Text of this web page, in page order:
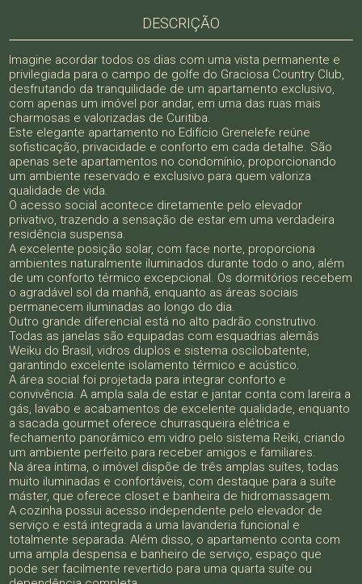
DESCRIÇÃO
Imagine acordar todos os dias com uma vista permanente e
privilegiada para o campo de golfe do Graciosa Country Club,
desfrutando da tranquilidade de um apartamento exclusivo,
com apenas um imóvel por andar, em uma das ruas mais
charmosas e valorizadas de Curitiba.
Este elegante apartamento no Edifício Grenelefe reúne
sofisticação, privacidade e conforto em cada detalhe. São
apenas sete apartamentos no condomínio, proporcionando
um ambiente reservado e exclusivo para quem valoriza
qualidade de vida.
O acesso social acontece diretamente pelo elevador
privativo, trazendo a sensação de estar em uma verdadeira
residência suspensa.
A excelente posição solar, com face norte, proporciona
ambientes naturalmente iluminados durante todo o ano, além
de um conforto térmico excepcional. Os dormitórios recebem
o agradável sol da manhã, enquanto as áreas sociais
permanecem iluminadas ao longo do dia.
Outro grande diferencial está no alto padrão construtivo.
Todas as janelas são equipadas com esquadrias alemãs
Weiku do Brasil, vidros duplos e sistema oscilobatente,
garantindo excelente isolamento térmico e acústico.
A área social foi projetada para integrar conforto e
convivência. A ampla sala de estar e jantar conta com lareira a
gás, lavabo e acabamentos de excelente qualidade, enquanto
a sacada gourmet oferece churrasqueira elétrica e
fechamento panorâmico em vidro pelo sistema Reiki, criando
um ambiente perfeito para receber amigos e familiares.
Na área íntima, o imóvel dispõe de três amplas suítes, todas
muito iluminadas e confortáveis, com destaque para a suíte
máster, que oferece closet e banheira de hidromassagem.
A cozinha possui acesso independente pelo elevador de
serviço e está integrada a uma lavanderia funcional e
totalmente separada. Além disso, o apartamento conta com
uma ampla despensa e banheiro de serviço, espaço que
pode ser facilmente revertido para uma quarta suíte ou